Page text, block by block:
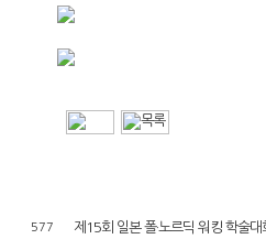
577 제15회 일본 폴·노르딕 워킹 학술